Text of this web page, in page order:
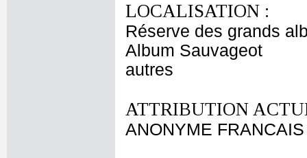
LOCALISATION :
Réserve des grands
Album Sauvageot
autres
ATTRIBUTION
ANONYME